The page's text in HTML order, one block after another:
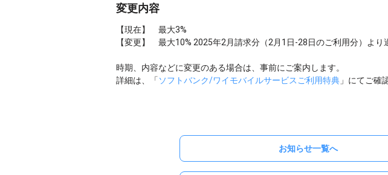
変更内容
【現在】 最大3%
【変更】 最大10% 2025年2月請求分（2月1日-28日のご利用分）より
時期、内容などに変更のある場合は、事前にご案内します。
詳細は、「 ソフトバンク/ワイモバイルサービスご利用特典 」にてご確
お知らせ一覧へ